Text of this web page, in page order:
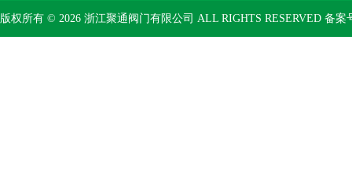
版权所有 © 2026 浙江聚通阀门有限公司 ALL RIGHTS RESERVED 备案